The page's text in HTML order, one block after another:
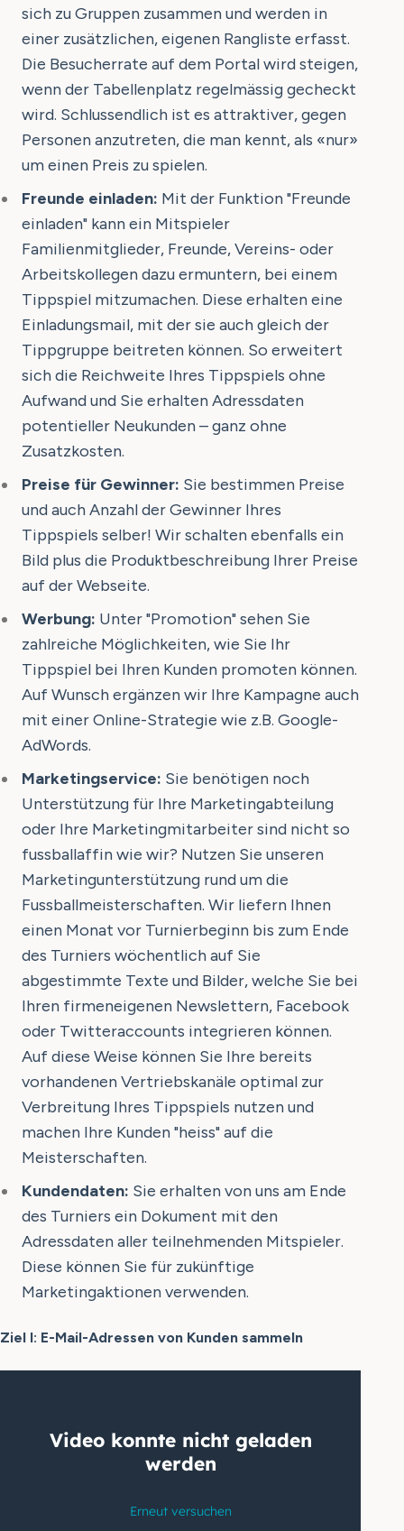
sich zu Gruppen zusammen und werden in
einer zusätzlichen, eigenen Rangliste erfasst.
Die Besucherrate auf dem Portal wird steigen,
wenn der Tabellenplatz regelmässig gecheckt
wird. Schlussendlich ist es attraktiver, gegen
Personen anzutreten, die man kennt, als «nur»
um einen Preis zu spielen.
Freunde einladen: Mit der Funktion "Freunde
einladen" kann ein Mitspieler
Familienmitglieder, Freunde, Vereins- oder
Arbeitskollegen dazu ermuntern, bei einem
Tippspiel mitzumachen. Diese erhalten eine
Einladungsmail, mit der sie auch gleich der
Tippgruppe beitreten können. So erweitert
sich die Reichweite Ihres Tippspiels ohne
Aufwand und Sie erhalten Adressdaten
potentieller Neukunden – ganz ohne
Zusatzkosten.
Preise für Gewinner: Sie bestimmen Preise
und auch Anzahl der Gewinner Ihres
Tippspiels selber! Wir schalten ebenfalls ein
Bild plus die Produktbeschreibung Ihrer Preise
auf der Webseite.
Werbung: Unter "Promotion" sehen Sie
zahlreiche Möglichkeiten, wie Sie Ihr
Tippspiel bei Ihren Kunden promoten können.
Auf Wunsch ergänzen wir Ihre Kampagne auch
mit einer Online-Strategie wie z.B. Google-
AdWords.
Marketingservice: Sie benötigen noch
Unterstützung für Ihre Marketingabteilung
oder Ihre Marketingmitarbeiter sind nicht so
fussballaffin wie wir? Nutzen Sie unseren
Marketingunterstützung rund um die
Fussballmeisterschaften. Wir liefern Ihnen
einen Monat vor Turnierbeginn bis zum Ende
des Turniers wöchentlich auf Sie
abgestimmte Texte und Bilder, welche Sie bei
Ihren firmeneigenen Newslettern, Facebook
oder Twitteraccounts integrieren können.
Auf diese Weise können Sie Ihre bereits
vorhandenen Vertriebskanäle optimal zur
Verbreitung Ihres Tippspiels nutzen und
machen Ihre Kunden "heiss" auf die
Meisterschaften.
Kundendaten: Sie erhalten von uns am Ende
des Turniers ein Dokument mit den
Adressdaten aller teilnehmenden Mitspieler.
Diese können Sie für zukünftige
Marketingaktionen verwenden.
Ziel I: E-Mail-Adressen von Kunden sammeln